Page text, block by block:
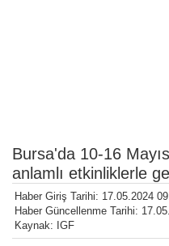
Bursa'da 10-16
anlamlı etkinliklerle
Haber Giriş Tarihi: 17.05.2024
Haber Güncellenme Tarihi:
Kaynak: IGF